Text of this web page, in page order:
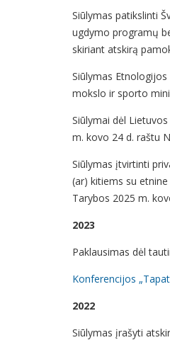
Siūlymas patikslinti
ugdymo programų
skiriant atskirą
Siūlymas
mokslo ir sporto
Siūlymai dėl
m. kovo 24 d. raštu
Siūlymas įtvirtinti
(ar) kitiems su
Tarybos 2025 m.
2023
Paklausimas dėl
Konferencijos
2022
Siūlymas įrašyti